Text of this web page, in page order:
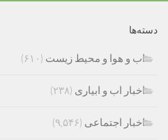
دسته‌ها
اب و هوا و محیط زیست (۶۱۰)
اخبار اب و ابیاری (۲۳۸)
اخبار اجتماعی (۹,۵۴۶)